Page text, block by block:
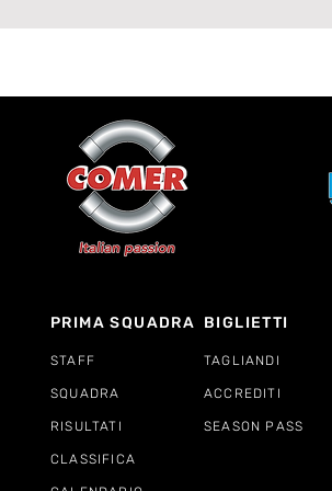
PRIMA SQUADRA BIGLIETTI
STAFF TAGLIANDI
SQUADRA ACCREDITI
RISULTATI SEASON PASS
CLASSIFICA